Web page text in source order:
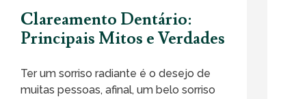
Clareamento Dentário:
Principais Mitos e Verdades
Ter um sorriso radiante é o desejo de
muitas pessoas, afinal, um belo sorriso